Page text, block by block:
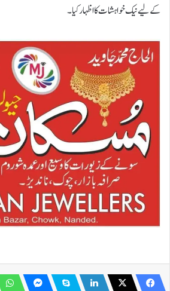
کے لیے نیک خواہشات کااظہار کیا۔